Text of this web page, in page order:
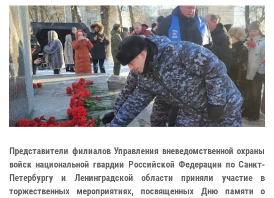
Представители филиалов Управления вневедомственной охраны
войск национальной гвардии Российской Федерации по Санкт-
Петербургу и Ленинградской области приняли участие в
торжественных мероприятиях, посвященных Дню памяти о